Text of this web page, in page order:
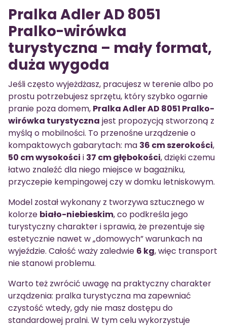
Pralka Adler AD 8051
Pralko-wirówka
turystyczna – mały format,
duża wygoda
Jeśli często wyjeżdżasz, pracujesz w terenie albo po
prostu potrzebujesz sprzętu, który szybko ogarnie
pranie poza domem, Pralka Adler AD 8051 Pralko-
wirówka turystyczna jest propozycją stworzoną z
myślą o mobilności. To przenośne urządzenie o
kompaktowych gabarytach: ma 36 cm szerokości,
50 cm wysokości i 37 cm głębokości, dzięki czemu
łatwo znaleźć dla niego miejsce w bagażniku,
przyczepie kempingowej czy w domku letniskowym.
Model został wykonany z tworzywa sztucznego w
kolorze biało-niebieskim, co podkreśla jego
turystyczny charakter i sprawia, że prezentuje się
estetycznie nawet w „domowych” warunkach na
wyjeździe. Całość waży zaledwie 6 kg, więc transport
nie stanowi problemu.
Warto też zwrócić uwagę na praktyczny charakter
urządzenia: pralka turystyczna ma zapewniać
czystość wtedy, gdy nie masz dostępu do
standardowej pralni. W tym celu wykorzystuje